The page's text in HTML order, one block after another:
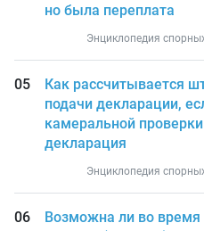
но была переплата
Энциклопедия
Как рассчитывается
подачи декларации,
камеральной
декларация
Энциклопедия
Возможна ли во